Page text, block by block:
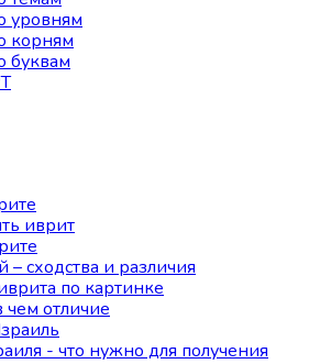
уровням
корням
буквам
иврит
– сходства и различия
по картинке
отличие
- что нужно для получения